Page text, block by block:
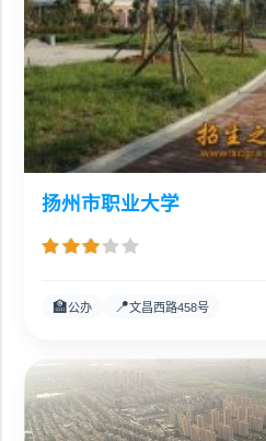
扬州市职业大学
🏫公办 📍文昌西路458号